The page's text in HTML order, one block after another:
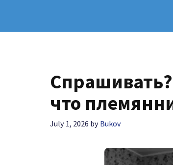
что
July 1, 2026 by Bukov